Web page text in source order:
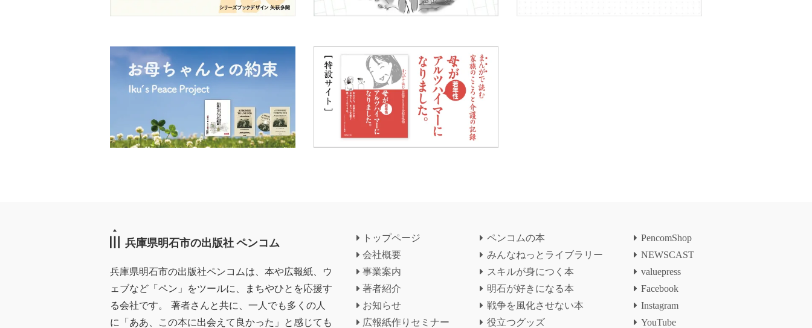
兵庫県明石市の出版社 ペンコム
兵庫県明石市の出版社ペンコムは、本や広報紙、ウ
ェブなど「ペン」をツールに、まちやひとを応援す
る会社です。 著者さんと共に、一人でも多くの人
に「ああ、この本に出会えて良かった」と感じても
トップページ
会社概要
事業案内
著者紹介
お知らせ
広報紙作りセミナー
ペンコムの本
みんなねっとライブラリー
スキルが身につく本
明石が好きになる本
戦争を風化させない本
役立つグッズ
PencomShop
NEWSCAST
valuepress
Facebook
Instagram
YouTube